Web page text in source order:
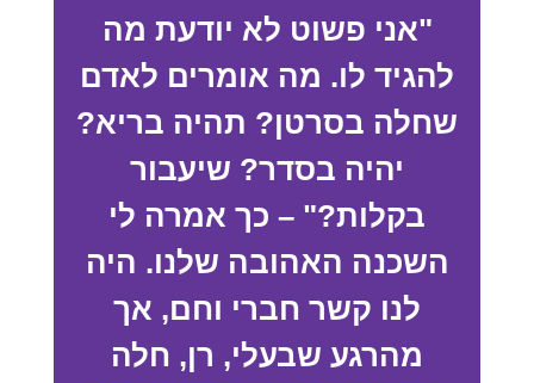
"אני פשוט לא יודעת מה
להגיד לו. מה אומרים לאדם
שחלה בסרטן? תהיה בריא?
יהיה בסדר? שיעבור
בקלות?" – כך אמרה לי
השכנה האהובה שלנו. היה
לנו קשר חברי וחם, אך
מהרגע שבעלי, רן, חלה